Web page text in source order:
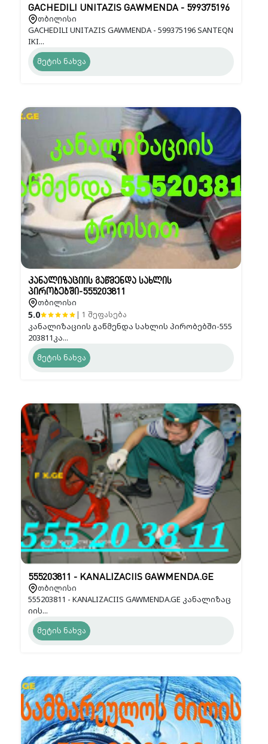
GACHEDILI UNITAZIS GAWMENDA - 599375196
თბილისი
GACHEDILI UNITAZIS GAWMENDA - 599375196 SANTEQN
IKI...
მეტის ნახვა
კანალიზაციის გაწმენდა სახლის
პირობებში-555203811
თბილისი
5.0 | 1 შეფასება
კანალიზაციის გაწმენდა სახლის პირობებში-555
203811კა...
მეტის ნახვა
555203811 - KANALIZACIIS GAWMENDA.GE
თბილისი
555203811 - KANALIZACIIS GAWMENDA.GE კანალიზაც
იის...
მეტის ნახვა